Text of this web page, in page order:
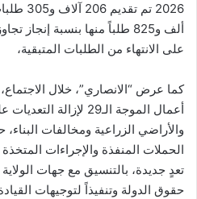
على الانتهاء من الطلبات المتبقية،
كما عرض “الانصاري”، خلال
أعمال الموجة الـ29
والأراضي الزراعية ومخالفات
الحملات المنفذة والإجراءات
تعدٍ جديدة، بالتنسيق مع جهات
حقوق الدولة وتنفيذاً لتوجيهات